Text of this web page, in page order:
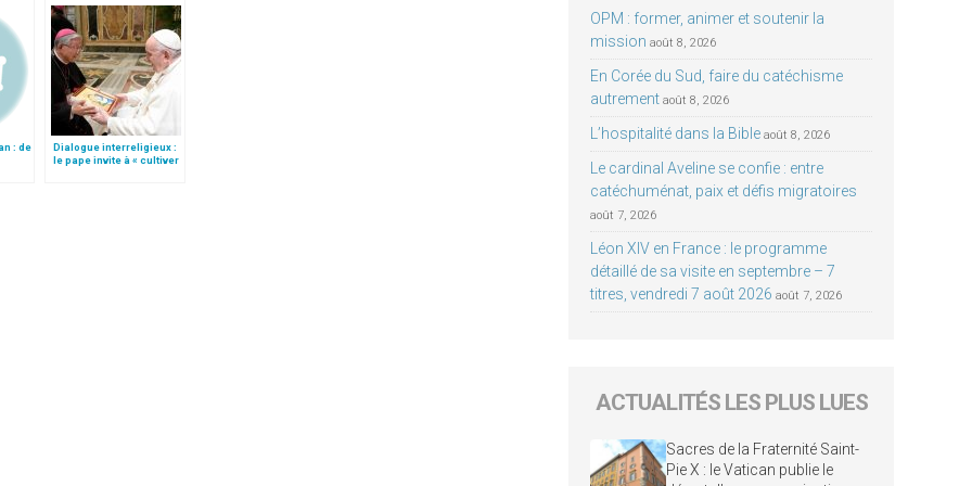
: de
Dialogue interreligieux :
le pape invite à « cultiver
OPM : former, animer et soutenir la
mission août 8, 2026
En Corée du Sud, faire du catéchisme
autrement août 8, 2026
L’hospitalité dans la Bible août 8, 2026
Le cardinal Aveline se confie : entre
catéchuménat, paix et défis migratoires
août 7, 2026
Léon XIV en France : le programme
détaillé de sa visite en septembre – 7
titres, vendredi 7 août 2026 août 7, 2026
ACTUALITÉS LES PLUS LUES
Sacres de la Fraternité Saint-
Pie X : le Vatican publie le